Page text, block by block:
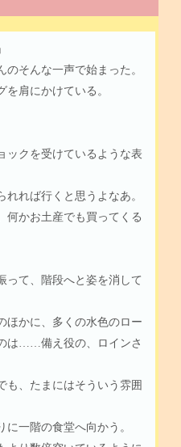
そんな一声で始まった。
肩にかけている。
クを受けているような表
れば行くと思うよなあ。
かお土産でも買ってくる
て、階段へと姿を消して
かに、多くの水色のロー
は……備え役の、ロインさ
、たまにはそういう雰囲
一階の食堂へ向かう。